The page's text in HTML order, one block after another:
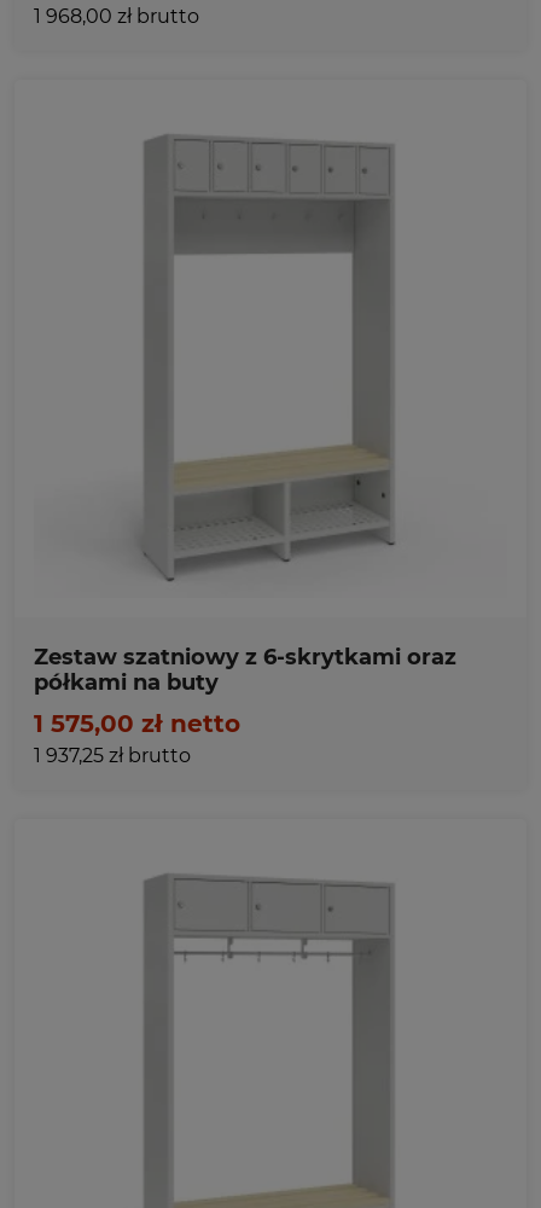
1 968,00 zł brutto
Ulubione
Zestaw szatniowy z 6-skrytkami oraz
półkami na buty
1 575,00 zł netto
1 937,25 zł brutto